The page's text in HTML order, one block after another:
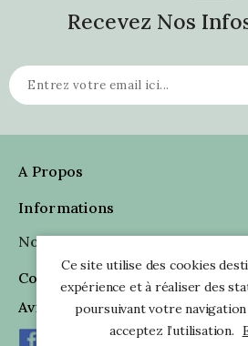
Recevez Nos
A Propos
Informations
Nous Suivre
Coordonnées
Avis Clients
Ce site utilise des cookies
expérience et à réaliser des
poursuivant votre
acceptez l’utilisation.